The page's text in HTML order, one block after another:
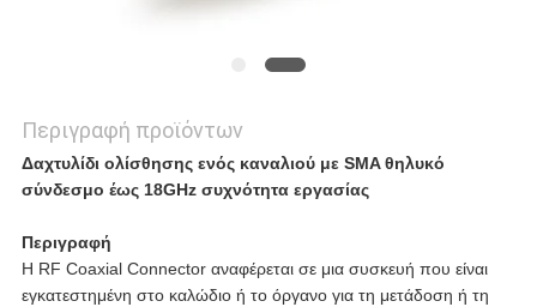
Περιγραφή προϊόντων
Δαχτυλίδι ολίσθησης ενός καναλιού με SMA θηλυκό
σύνδεσμο έως 18GHz συχνότητα εργασίας
Περιγραφή
Η RF Coaxial Connector αναφέρεται σε μια συσκευή που είναι
εγκατεστημένη στο καλώδιο ή το όργανο για τη μετάδοση ή τη